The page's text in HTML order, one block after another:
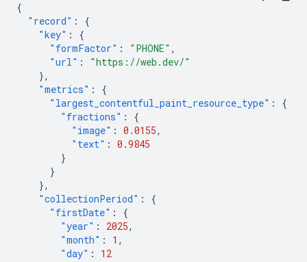
{
"record" :
{
"key" :
{
"formFactor" : "PHONE" ,
"url" :
"https://web.dev/"
},
"metrics" :
{
"largest_contentful_paint_resource_type" :
{
"fractions" :
{
"image" : 0.0155,
"text" : 0.9845
}
}
},
"collectionPeriod" :
{
"firstDate" :
{
"year" : 2025,
"month" : 1 ,
"day" :
12